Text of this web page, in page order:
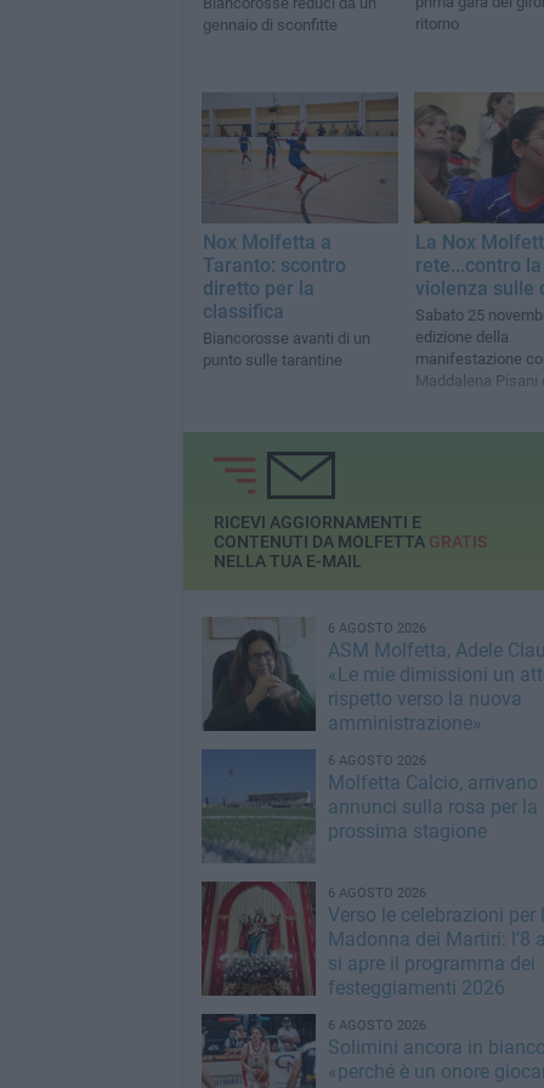
gennaio di sconfitte
ritorno
Nox Molfetta a
Taranto: scontro
diretto per la
classifica
Biancorosse avanti di un
punto sulle tarantine
La Nox
rete...contro la
violenza sulle
Sabato 25
edizione della
manifestazione
Maddalena Pisani
RICEVI AGGIORNAMENTI E
CONTENUTI DA MOLFETTA GRATIS
NELLA TUA E-MAIL
6 AGOSTO 2026
ASM Molfetta, Adele
«Le mie dimissioni un
rispetto verso la nuova
amministrazione»
6 AGOSTO 2026
Molfetta Calcio, arrivano
annunci sulla rosa per la
prossima stagione
6 AGOSTO 2026
Verso le celebrazioni per
Madonna dei Martiri: l’8
si apre il programma dei
festeggiamenti 2026
6 AGOSTO 2026
Solimini ancora in
«perché è un onore